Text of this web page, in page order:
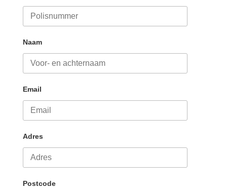
Naam
Email
Adres
Postcode